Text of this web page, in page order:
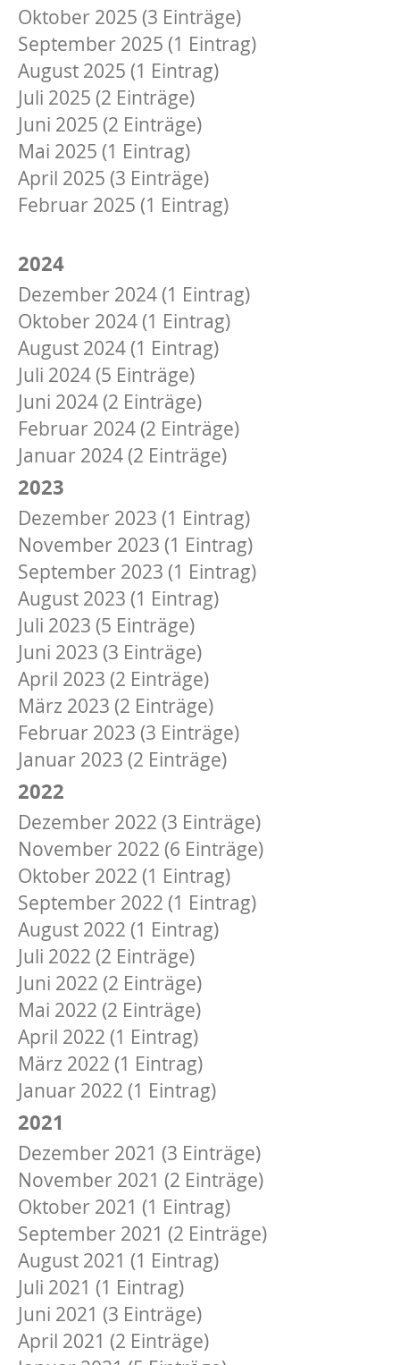
Oktober 2025 (3 Einträge)
September 2025 (1 Eintrag)
August 2025 (1 Eintrag)
Juli 2025 (2 Einträge)
Juni 2025 (2 Einträge)
Mai 2025 (1 Eintrag)
April 2025 (3 Einträge)
Februar 2025 (1 Eintrag)
2024
Dezember 2024 (1 Eintrag)
Oktober 2024 (1 Eintrag)
August 2024 (1 Eintrag)
Juli 2024 (5 Einträge)
Juni 2024 (2 Einträge)
Februar 2024 (2 Einträge)
Januar 2024 (2 Einträge)
2023
Dezember 2023 (1 Eintrag)
November 2023 (1 Eintrag)
September 2023 (1 Eintrag)
August 2023 (1 Eintrag)
Juli 2023 (5 Einträge)
Juni 2023 (3 Einträge)
April 2023 (2 Einträge)
März 2023 (2 Einträge)
Februar 2023 (3 Einträge)
Januar 2023 (2 Einträge)
2022
Dezember 2022 (3 Einträge)
November 2022 (6 Einträge)
Oktober 2022 (1 Eintrag)
September 2022 (1 Eintrag)
August 2022 (1 Eintrag)
Juli 2022 (2 Einträge)
Juni 2022 (2 Einträge)
Mai 2022 (2 Einträge)
April 2022 (1 Eintrag)
März 2022 (1 Eintrag)
Januar 2022 (1 Eintrag)
2021
Dezember 2021 (3 Einträge)
November 2021 (2 Einträge)
Oktober 2021 (1 Eintrag)
September 2021 (2 Einträge)
August 2021 (1 Eintrag)
Juli 2021 (1 Eintrag)
Juni 2021 (3 Einträge)
April 2021 (2 Einträge)